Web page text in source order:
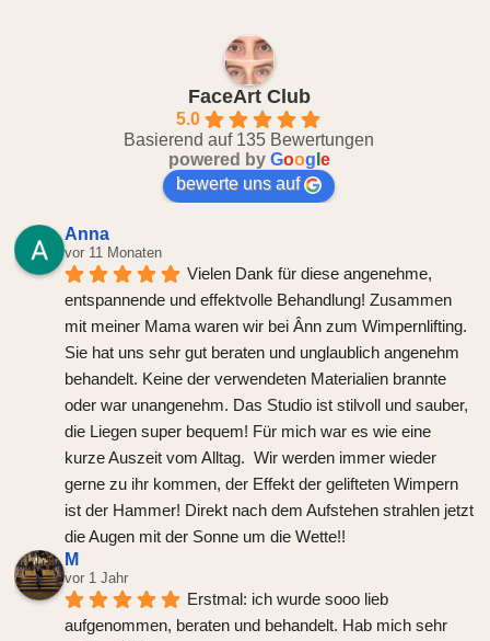
FaceArt Club
5.0
Basierend auf 135 Bewertungen
powered by Goog e
bewerte uns auf
Anna
vor 11 Monaten
Vielen Dank für diese angenehme,
entspannende und effektvolle Behandlung! Zusammen
mit meiner Mama waren wir bei Ânn zum Wimpernlifting.
Sie hat uns sehr gut beraten und unglaublich angenehm
behandelt. Keine der verwendeten Materialien brannte
oder war unangenehm. Das Studio ist stilvoll und sauber,
die Liegen super bequem! Für mich war es wie eine
kurze Auszeit vom Alltag.  Wir werden immer wieder
gerne zu ihr kommen, der Effekt der gelifteten Wimpern
ist der Hammer! Direkt nach dem Aufstehen strahlen jetzt
die Augen mit der Sonne um die Wette!!
M
vor 1 Jahr
Erstmal: ich wurde sooo lieb
aufgenommen, beraten und behandelt. Hab mich sehr